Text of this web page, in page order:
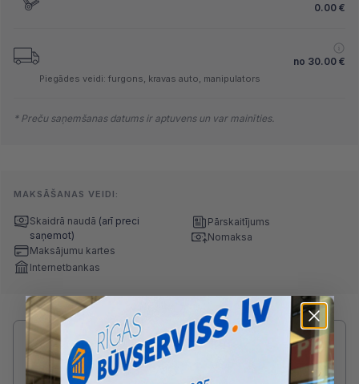
0.00 €
no 30.00 €
Piegādes veidi: furgons, kravas auto, manipulators
* Preču saņemšanas datums ir aptuvens un var mainīties.
MAKSĀŠANAS VEIDI:
Skaidrā naudā (arī preci
saņemot)
Maksājumu kartes
Internetbankas
Pārskaitījums
Nomaksa
Radušies jautājumi par produktu?
SAZINIES AR MĀRIS:
2233 5746